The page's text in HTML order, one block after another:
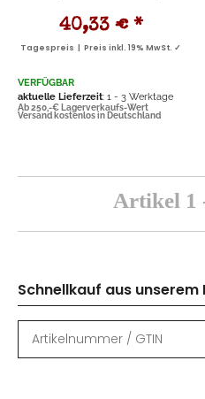
40,33 € *
Tagespreis | Preis inkl. 19% MwSt. ✓
VERFÜGBAR
aktuelle Lieferzeit: 1 - 3 Werktage
Ab 250,-€ Lagerverkaufs-Wert
Versand kostenlos in Deutschland
Artikel 1
Schnellkauf aus unserem